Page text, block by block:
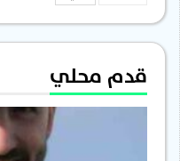
قدم محلي